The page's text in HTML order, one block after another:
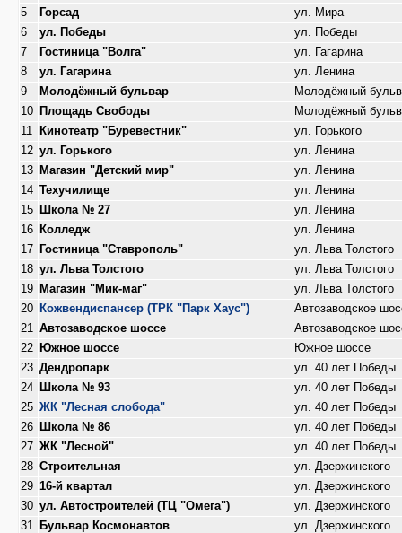
5
Горсад
ул. Мира
6
ул. Победы
ул. Победы
7
Гостиница "Волга"
ул. Гагарина
8
ул. Гагарина
ул. Ленина
9
Молодёжный бульвар
Молодёжный
10
Площадь Свободы
Молодёжный
11
Кинотеатр "Буревестник"
ул. Горького
12 ул. Горького
ул. Ленина
13
Магазин "Детский мир"
ул. Ленина
14 Техучилище
ул. Ленина
15
Школа № 27
ул. Ленина
16
Колледж
ул. Ленина
17
Гостиница "Ставрополь"
ул. Льва Толстого
18 ул. Льва Толстого
ул. Льва Толстого
19
Магазин "Мик-маг"
ул. Льва Толстого
20
Кожвендиспансер (ТРК "Парк Хаус")
Автозаводское
21
Автозаводское шоссе
Автозаводское
22
Южное шоссе
Южное шоссе
23 Дендропарк
ул. 40 лет Победы
24
Школа № 93
ул. 40 лет Победы
25 ЖК "Лесная слобода"
ул. 40 лет Победы
26
Школа № 86
ул. 40 лет Победы
27 ЖК "Лесной"
ул. 40 лет Победы
28 Строительная
ул. Дзержинского
29 16-й квартал
ул. Дзержинского
30 ул. Автостроителей (ТЦ "Омега")
ул. Дзержинского
31
Бульвар Космонавтов
ул. Дзержинского